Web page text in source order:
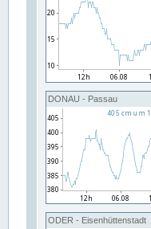
DONAU - Passau
ODER - Eisenhüttenstadt